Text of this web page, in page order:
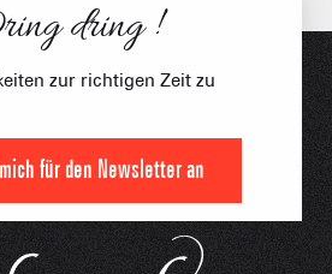
dring !
zur richtigen Zeit zu
für den Newsletter an